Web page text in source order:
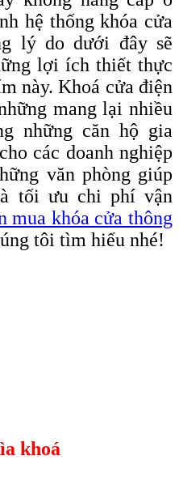
hệ thống khóa cửa
lý do dưới đây sẽ
lợi ích thiết thực
này. Khoá cửa điện
mang lại nhiều
những căn hộ gia
các doanh nghiệp
văn phòng giúp
tối ưu chi phí vận
mua khóa cửa thông
tôi tìm hiểu nhé!
khoá